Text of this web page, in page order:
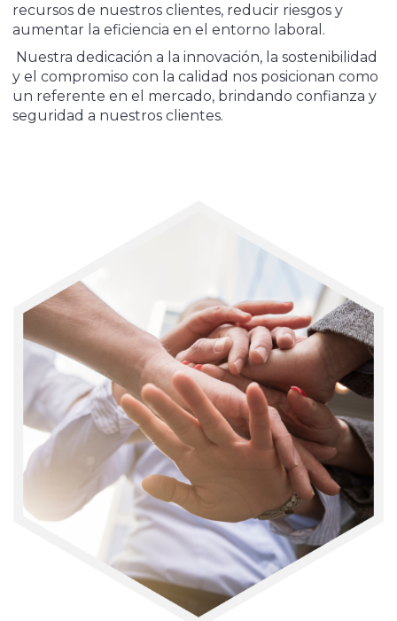
recursos de nuestros clientes, reducir riesgos y
aumentar la eficiencia en el entorno laboral.
Nuestra dedicación a la innovación, la sostenibilidad
y el compromiso con la calidad nos posicionan como
un referente en el mercado, brindando confianza y
seguridad a nuestros clientes.